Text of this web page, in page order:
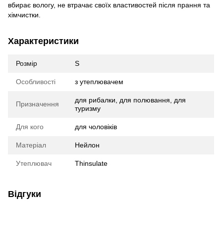
вбирає вологу, не втрачає своїх властивостей після прання та
хімчистки.
Характеристики
Розмір S
Особливості з утеплювачем
Призначення
для рибалки, для полювання, для
туризму
Для кого для чоловіків
Матеріал Нейлон
Утеплювач Thinsulate
Відгуки